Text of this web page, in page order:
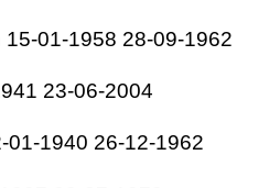
01-1958 28-09-1962
23-06-2004
01-1940 26-12-1962